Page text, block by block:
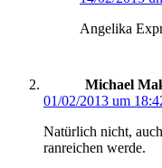
Angelika
Michael
01/02/2013 um
Natürlich nicht,
ranreichen werde.